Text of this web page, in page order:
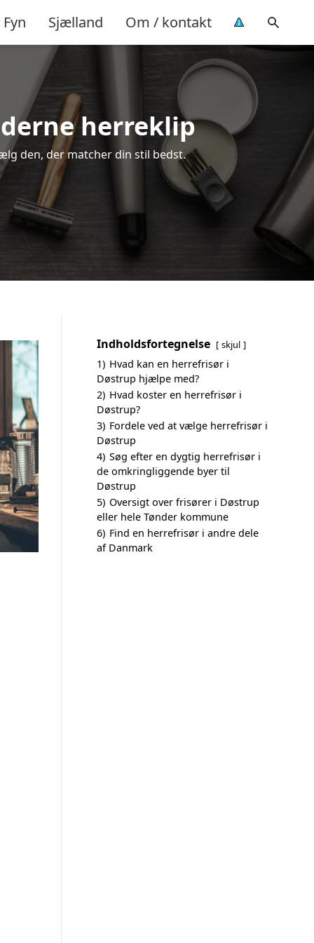
Fyn Sjælland Om / kontakt
herreklip
den, der matcher din stil bedst.
Indholdsfortegnelse skjul
1) Hvad kan en herrefrisør i
Døstrup hjælpe med?
2) Hvad koster en herrefrisør i
Døstrup?
3) Fordele ved at vælge herrefrisør i
Døstrup
4) Søg efter en dygtig herrefrisør i
de omkringliggende byer til
Døstrup
5) Oversigt over frisører i Døstrup
eller hele Tønder kommune
6) Find en herrefrisør i andre dele
af Danmark